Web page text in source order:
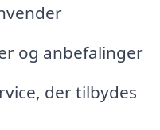
og anbefalinger
der tilbydes